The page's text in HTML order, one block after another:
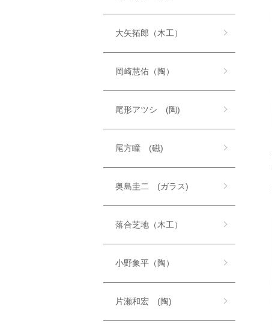
大矢拓郎（木工）
岡崎慧佑（陶）
尾形アツシ (陶)
尾方瞳 (磁)
奥島圭二 (ガラス)
落合芝地（木工）
小野象平（陶）
片瀬和宏 (陶)